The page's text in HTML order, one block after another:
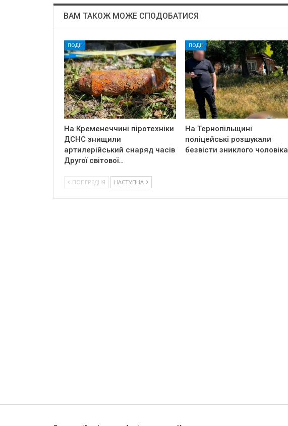
ВАМ ТАКОЖ МОЖЕ СПОДОБАТИСЯ
ПОДІЇ
На Кременеччині піротехніки
ДСНС знищили
артилерійський снаряд часів
Другої світової…
ПОДІЇ
На Тернопільщині
поліцейські розшукали
безвісти зниклого чоловіка
ПОПЕРЕДНЯ НАСТУПНА